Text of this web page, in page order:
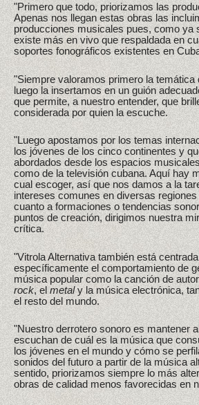
"Primero que todo, priorizamos las
Apenas nos llegan estas obras las
producciones musicales pues, como ya
existe más en vivo que respaldada en
soportes fonográficos existentes en
"Siempre valoramos primero la temática
luego la insertamos en un guión
que permite, a nuestro entender, que
considerada por quien la escuche.
"Luego apostamos por los temas
los jóvenes de los cinco continentes y
abordados desde los espacios
como de la televisión cubana. Aquí hay
cual escoger, así que nos damos a la
intereses comunes en diversas regiones
cuanto a formaciones o tendencias
puntos de creación, dirigimos nuestra
crítica.
"Vitrola Alternativa también está
específicamente el comportamiento de
música popular como la canción de
rock, elmetaly la música electrónica,
el resto del mundo.
"Nuestro derrotero sonoro es mantener
escuchan de cuál es la música que
los jóvenes en el mundo y cómo se
sonidos del futuro a partir de la música
sentido, priorizamos siempre lo más
obras de calidad menos favorecidas en